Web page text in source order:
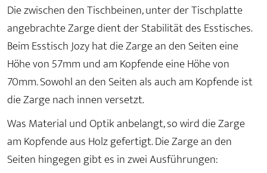
Die zwischen den Tischbeinen, unter der Tischplatte
angebrachte Zarge dient der Stabilität des Esstisches.
Beim Esstisch Jozy hat die Zarge an den Seiten eine
Höhe von 57mm und am Kopfende eine Höhe von
70mm. Sowohl an den Seiten als auch am Kopfende ist
die Zarge nach innen versetzt.
Was Material und Optik anbelangt, so wird die Zarge
am Kopfende aus Holz gefertigt. Die Zarge an den
Seiten hingegen gibt es in zwei Ausführungen: